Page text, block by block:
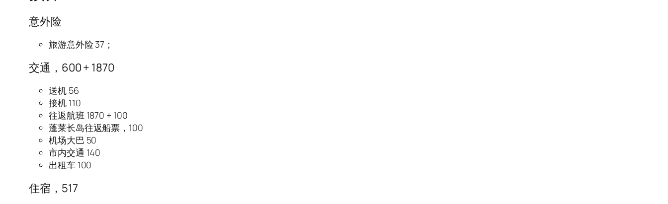
意外险
旅游意外险 37；
交通，600 + 1870
送机 56
接机 110
往返航班 1870 + 100
蓬莱长岛往返船票，100
机场大巴 50
市内交通 140
出租车 100
住宿，517